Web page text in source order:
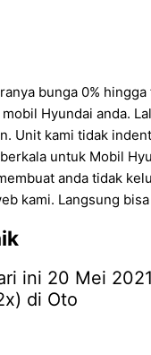
bunga 0%
Hyundai anda.
Unit kami tidak
untuk Mobil
anda tidak
kami. Langsung
ini 20 Mei
di Oto